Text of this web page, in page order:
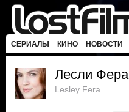
СЕРИАЛЫ КИНО НОВОСТИ
Лесли Фера
Lesley Fera